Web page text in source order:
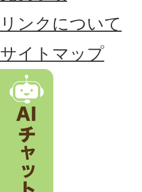
す
る
市
。
リンクについて
サイトマップ